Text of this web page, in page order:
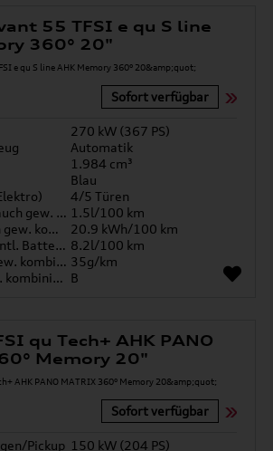
55 TFSI e qu S line
360° 20"
Sofort verfügbar
270 kW (367 PS)
Automatik
1.984 cm³
Blau
4/5 Türen
Kraftstoffverbrauch gew. kombiniert 1.5l/100 km
Stromverbrauch gew. kombiniert
20.9 kWh/100 km
Kraftst. komb. entl. Batterie 8.2l/100 km
CO2-Emission gew. kombiniert 35g/km
CO2-Klasse gew. kombiniert B
qu Tech+ AHK PANO
Memory 20"
Sofort verfügbar
Pickup 150 kW (204 PS)